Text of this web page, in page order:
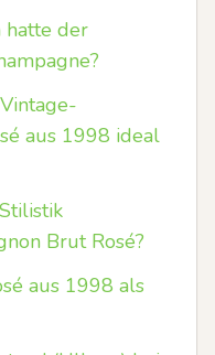
hatte der
aus 1998 ideal
Brut Rosé?
aus 1998 als